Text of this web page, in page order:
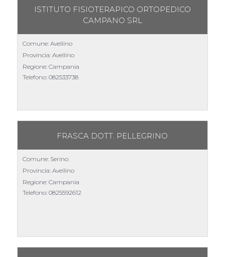
ISTITUTO FISIOTERAPICO ORTOPEDICO
CAMPANO SRL
Comune: Avellino
Provincia: Avellino
Regione: Campania
Telefono: 082533738
FRASCA DOTT. PELLEGRINO
Comune: Serino
Provincia: Avellino
Regione: Campania
Telefono: 0825592612